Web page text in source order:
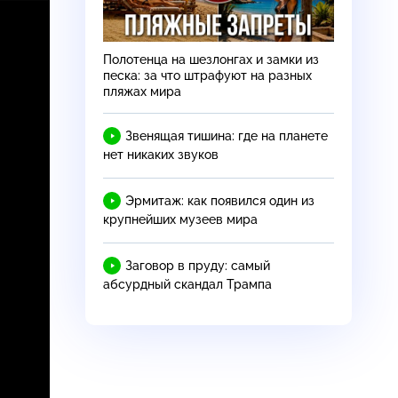
Полотенца на шезлонгах и замки из
песка: за что штрафуют на разных
пляжах мира
Звенящая тишина: где на планете
нет никаких звуков
Эрмитаж: как появился один из
крупнейших музеев мира
Заговор в пруду: самый
абсурдный скандал Трампа